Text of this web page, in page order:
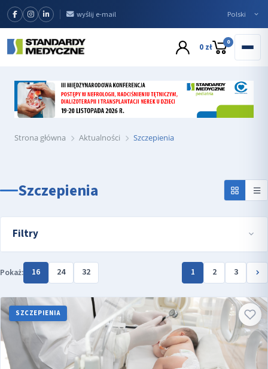
wyślij e-mail
0 zł 0
Strona główna Aktualności Szczepienia
Szczepienia
Filtry
Pokaż: 16 24 32 1 2 3
SZCZEPIENIA